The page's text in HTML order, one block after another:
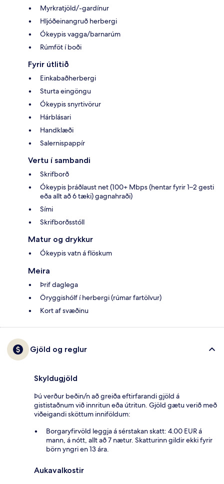
Myrkratjöld/-gardínur
Hljóðeinangruð herbergi
Ókeypis vagga/barnarúm
Rúmföt í boði
Fyrir útlitið
Einkabaðherbergi
Sturta eingöngu
Ókeypis snyrtivörur
Hárblásari
Handklæði
Salernispappír
Vertu í sambandi
Skrifborð
Ókeypis þráðlaust net (100+ Mbps (hentar fyrir 1–2 gesti
eða allt að 6 tæki) gagnahraði)
Sími
Skrifborðsstóll
Matur og drykkur
Ókeypis vatn á flöskum
Meira
Þrif daglega
Öryggishólf í herbergi (rúmar fartölvur)
Kort af svæðinu
Gjöld og reglur
Skyldugjöld
Þú verður beðin/n að greiða eftirfarandi gjöld á
gististaðnum við innritun eða útritun. Gjöld gætu verið með
viðeigandi sköttum inniföldum:
Borgaryfirvöld leggja á sérstakan skatt: 4.00 EUR á
mann, á nótt, allt að 7 nætur. Skatturinn gildir ekki fyrir
börn yngri en 13 ára.
Aukavalkostir